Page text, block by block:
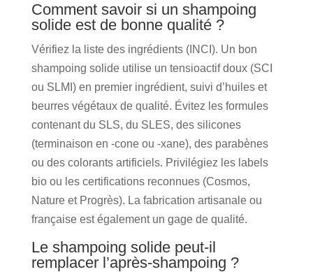
Comment savoir si un shampoing
solide est de bonne qualité ?
Vérifiez la liste des ingrédients (INCI). Un bon
shampoing solide utilise un tensioactif doux (SCI
ou SLMI) en premier ingrédient, suivi d’huiles et
beurres végétaux de qualité. Évitez les formules
contenant du SLS, du SLES, des silicones
(terminaison en -cone ou -xane), des parabènes
ou des colorants artificiels. Privilégiez les labels
bio ou les certifications reconnues (Cosmos,
Nature et Progrès). La fabrication artisanale ou
française est également un gage de qualité.
Le shampoing solide peut-il
remplacer l’après-shampoing ?